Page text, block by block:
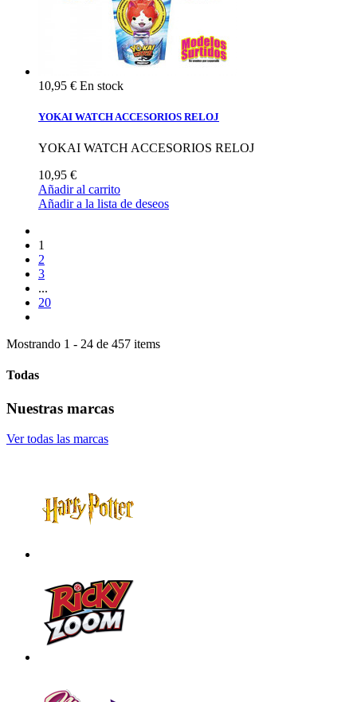
10,95 € En stock
YOKAI WATCH ACCESORIOS RELOJ
YOKAI WATCH ACCESORIOS RELOJ
10,95 €
Añadir al carrito
Añadir a la lista de deseos
1
2
3
...
20
Mostrando 1 - 24 de 457 items
Todas
Nuestras marcas
Ver todas las marcas